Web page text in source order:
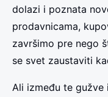
dolazi i poznata
prodavnicama,
završimo pre nego
se svet zaustaviti
Ali između te gužve